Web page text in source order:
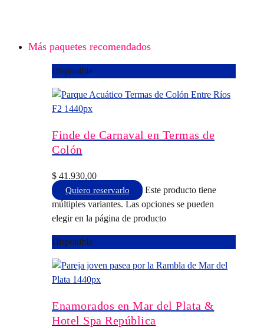
Más paquetes recomendados
Disponible
Finde de Carnaval en Termas de
Colón
$ 41.930,00
Quiero reservarlo
Este producto tiene
múltiples variantes. Las opciones se pueden
elegir en la página de producto
Disponible
Enamorados en Mar del Plata &
Hotel Spa República